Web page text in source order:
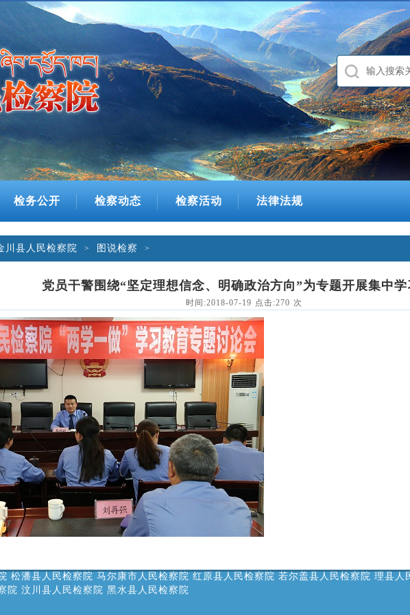
检务公开 检察动态 检察活动 法律法规
川县人民检察院 > 图说检察 >
党员干警围绕“坚定理想信念、明确政治方向”为专题开展集中
时间:2018-07-19 点击:270 次
松潘县人民检察院 马尔康市人民检察院 红原县人民检察院 若尔盖县人民检察院 理县人
院 汶川县人民检察院 黑水县人民检察院